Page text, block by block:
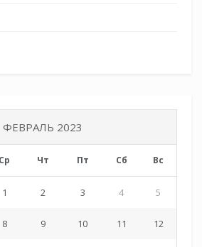
ФЕВРАЛЬ 2023
Ср Чт Пт Сб Вс
1 2 3 4 5
8 9 10 11 12